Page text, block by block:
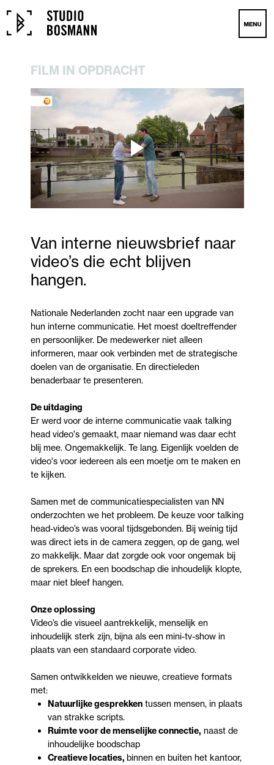
FILM IN OPDRACHT
Van interne nieuwsbrief naar
video’s die echt blijven
hangen.
Nationale Nederlanden zocht naar een upgrade van
hun interne communicatie. Het moest doeltreffender
en persoonlijker. De medewerker niet alleen
informeren, maar ook verbinden met de strategische
doelen van de organisatie. En directieleden
benaderbaar te presenteren.
De uitdaging
Er werd voor de interne communicatie vaak talking
head video's gemaakt, maar niemand was daar echt
blij mee. Ongemakkelijk. Te lang. Eigenlijk voelden de
video's voor iedereen als een moetje om te maken en
te kijken.
Samen met de communicatiespecialisten van NN
onderzochten we het probleem. De keuze voor talking
head-video’s was vooral tijdsgebonden. Bij weinig tijd
was direct iets in de camera zeggen, op de gang, wel
zo makkelijk. Maar dat zorgde ook voor ongemak bij
de sprekers. En een boodschap die inhoudelijk klopte,
maar niet bleef hangen.
Onze oplossing
Video’s die visueel aantrekkelijk, menselijk en
inhoudelijk sterk zijn, bijna als een mini-tv-show in
plaats van een standaard corporate video.
Samen ontwikkelden we nieuwe, creatieve formats
met:
Natuurlijke gesprekken tussen mensen, in plaats
van strakke scripts.
Ruimte voor de menselijke connectie, naast de
inhoudelijke boodschap
Creatieve locaties, binnen en buiten het kantoor,